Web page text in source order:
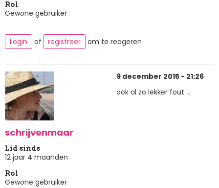
Rol
Gewone gebruiker
Login of registreer om te reageren
schrijvenmaar
Lid sinds
12 jaar 4 maanden
Rol
Gewone gebruiker
9 december 2015 - 21:26
ook al zo lekker fout ...